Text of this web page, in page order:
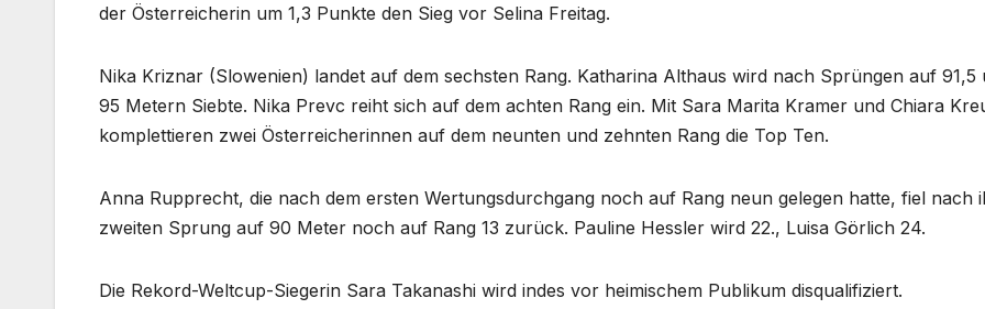
der Österreicherin um 1,3 Punkte den Sieg vor Selina Freitag.
Nika Kriznar (Slowenien) landet auf dem sechsten Rang. Katharina Althaus wird nach Sprüngen auf 91,5
95 Metern Siebte. Nika Prevc reiht sich auf dem achten Rang ein. Mit Sara Marita Kramer und Chiara
komplettieren zwei Österreicherinnen auf dem neunten und zehnten Rang die Top Ten.
Anna Rupprecht, die nach dem ersten Wertungsdurchgang noch auf Rang neun gelegen hatte, fiel nach
zweiten Sprung auf 90 Meter noch auf Rang 13 zurück. Pauline Hessler wird 22., Luisa Görlich 24.
Die Rekord-Weltcup-Siegerin Sara Takanashi wird indes vor heimischem Publikum disqualifiziert.